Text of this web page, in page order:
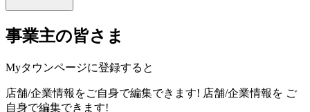
事業主の皆さま
Myタウンページに登録すると
店舗/企業情報をご自身で編集できます! 店舗/企業情報を ご
自身で編集できます!